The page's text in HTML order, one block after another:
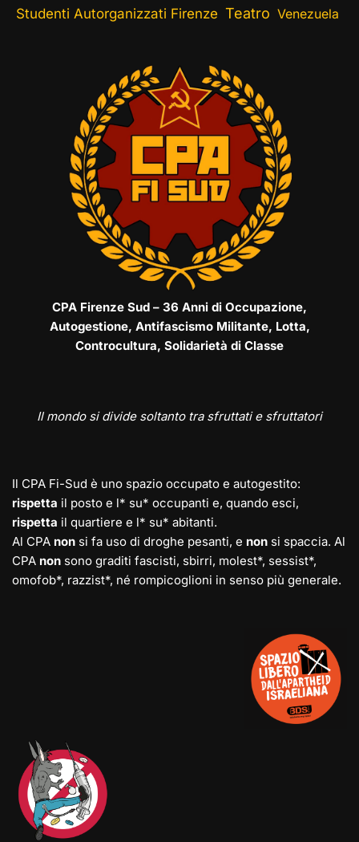
Studenti Autorganizzati Firenze Teatro Venezuela
CPA Firenze Sud – 36 Anni di Occupazione,
Autogestione, Antifascismo Militante, Lotta,
Controcultura, Solidarietà di Classe
Il mondo si divide soltanto tra sfruttati e sfruttatori
Il CPA Fi-Sud è uno spazio occupato e autogestito:
rispetta il posto e l* su* occupanti e, quando esci,
rispetta il quartiere e l* su* abitanti.
Al CPA non si fa uso di droghe pesanti, e non si spaccia. Al
CPA non sono graditi fascisti, sbirri, molest*, sessist*,
omofob*, razzist*, né rompicoglioni in senso più generale.